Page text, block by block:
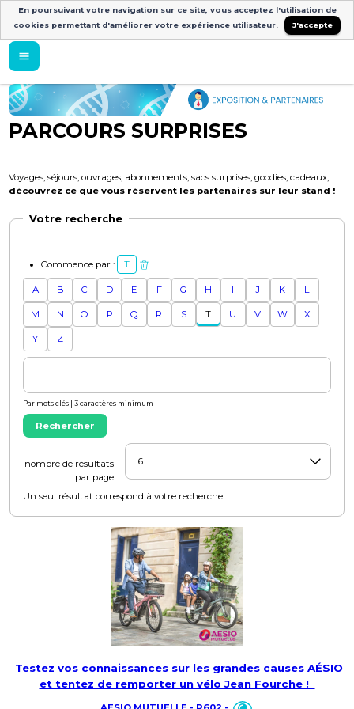
PARCOURS SURPRISES
Voyages, séjours, ouvrages, abonnements, sacs surprises, goodies, cadeaux, …
découvrez ce que vous réservent les partenaires sur leur stand !
Votre recherche
Commence par : T
A B C D E F G H I J K L
M N O P Q R S T U V W X
Y Z
Par mots clés | 3 caractères minimum
Rechercher
nombre de résultats
par page
Un seul résultat correspond à votre recherche.
Testez vos connaissances sur les grandes causes AÉSIO
et tentez de remporter un vélo Jean Fourche !
En poursuivant votre navigation sur ce site, vous acceptez l'utilisation de
cookies permettant d'améliorer votre expérience utilisateur.
J'accepte